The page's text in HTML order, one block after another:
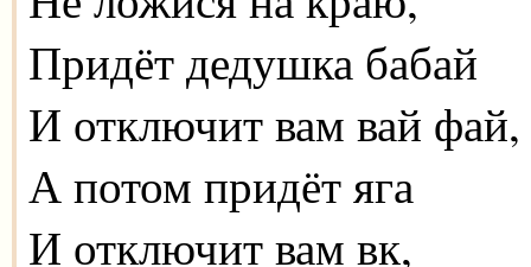
Придёт дедушка бабай
И отключит вам вай фай,
А потом придёт яга
И отключит вам вк,